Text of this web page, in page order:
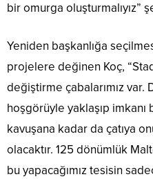
bir omurga oluşturmalıyız”
Yeniden başkanlığa
projelere değinen Koç,
değiştirme çabalarımız var.
hoşgörüyle yaklaşıp imkanı
kavuşana kadar da çatıya
olacaktır. 125 dönümlük
bu yapacağımız tesisin